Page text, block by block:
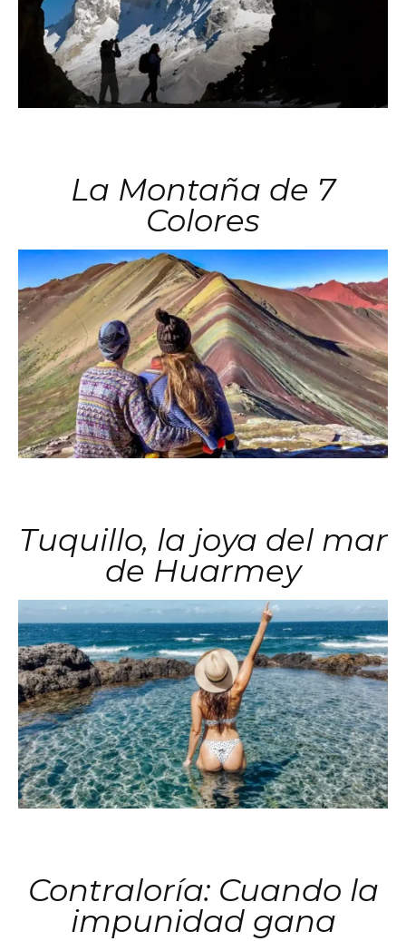
La Montaña de 7
Colores
Tuquillo, la joya del mar
de Huarmey
Contraloría: Cuando la
impunidad gana